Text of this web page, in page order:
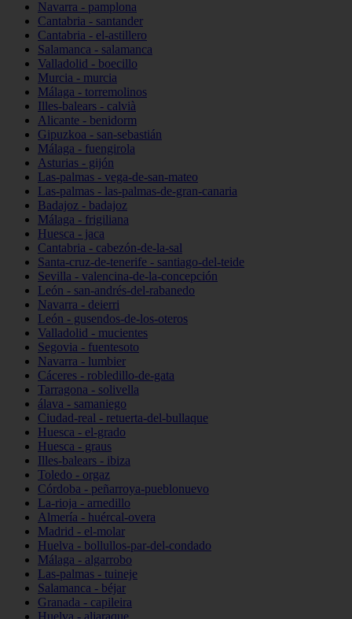
Navarra - pamplona
Cantabria - santander
Cantabria - el-astillero
Salamanca - salamanca
Valladolid - boecillo
Murcia - murcia
Málaga - torremolinos
Illes-balears - calvià
Alicante - benidorm
Gipuzkoa - san-sebastián
Málaga - fuengirola
Asturias - gijón
Las-palmas - vega-de-san-mateo
Las-palmas - las-palmas-de-gran-canaria
Badajoz - badajoz
Málaga - frigiliana
Huesca - jaca
Cantabria - cabezón-de-la-sal
Santa-cruz-de-tenerife - santiago-del-teide
Sevilla - valencina-de-la-concepción
León - san-andrés-del-rabanedo
Navarra - deierri
León - gusendos-de-los-oteros
Valladolid - mucientes
Segovia - fuentesoto
Navarra - lumbier
Cáceres - robledillo-de-gata
Tarragona - solivella
álava - samaniego
Ciudad-real - retuerta-del-bullaque
Huesca - el-grado
Huesca - graus
Illes-balears - ibiza
Toledo - orgaz
Córdoba - peñarroya-pueblonuevo
La-rioja - arnedillo
Almería - huércal-overa
Madrid - el-molar
Huelva - bollullos-par-del-condado
Málaga - algarrobo
Las-palmas - tuineje
Salamanca - béjar
Granada - capileira
Huelva - aljaraque